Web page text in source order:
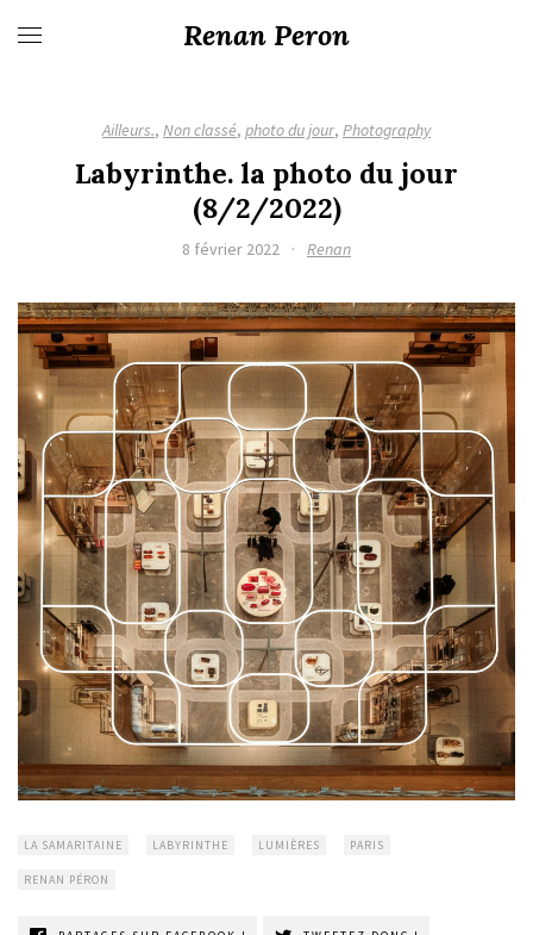
Renan Peron
Ailleurs., Non classé, photo du jour, Photography
Labyrinthe. la photo du jour
(8/2/2022)
8 février 2022 · Renan
LA SAMARITAINE LABYRINTHE LUMIÈRES PARIS
RENAN PÉRON